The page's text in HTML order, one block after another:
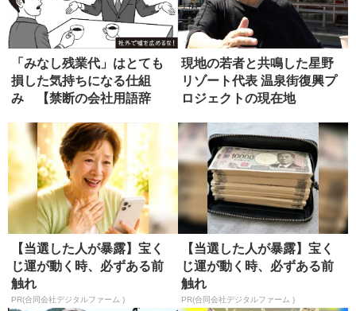
「みなし残業代」はとても
損した気持ちになる仕組
み 【禁断の会社用語辞
現地の若者と共鳴した星野
リゾート代表 温泉街復興プ
ロジェクトの現在地
【当選した人が暴露】宝く
じ運が動く時、必ずある前
触れ
PR(合同会社デジタルファーム )
【当選した人が暴露】宝く
じ運が動く時、必ずある前
触れ
PR(合同会社デジタルファーム )